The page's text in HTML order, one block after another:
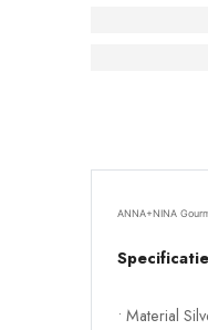
ANNA+NINA
• Material